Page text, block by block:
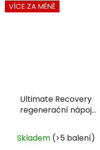
VÍCE ZA MÉNĚ
Ultimate Recovery
regenerační nápoj
700g
hodnocení
Skladem (>5 balení)